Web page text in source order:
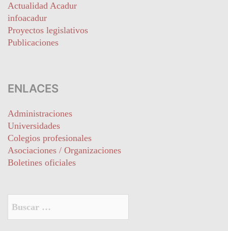
Actualidad Acadur
infoacadur
Proyectos legislativos
Publicaciones
ENLACES
Administraciones
Universidades
Colegios profesionales
Asociaciones / Organizaciones
Boletines oficiales